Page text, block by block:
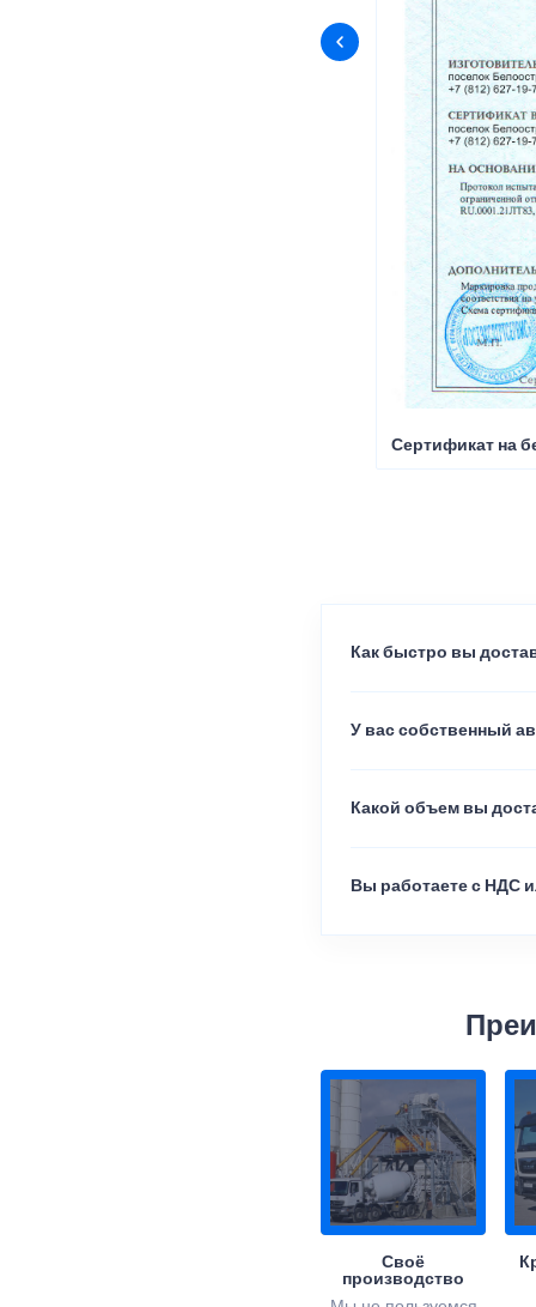
Сертификат на
Как быстро вы
У вас собственный
Какой объем вы
Вы работаете с НДС
Своё
производство